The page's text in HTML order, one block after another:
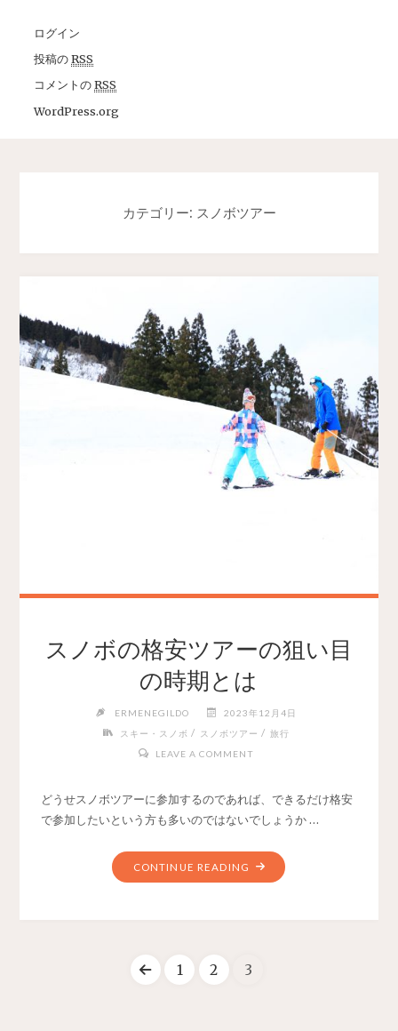
ログイン
投稿のRSS
コメントのRSS
WordPress.org
カテゴリー: スノボツアー
スノボの格安ツアーの狙い目
の時期とは
ERMENEGILDO
2023年12月4日
スキー・スノボ / スノボツアー / 旅行
LEAVE A COMMENT
どうせスノボツアーに参加するのであれば、できるだけ格安
で参加したいという方も多いのではないでしょうか …
CONTINUE READING
1 2 3